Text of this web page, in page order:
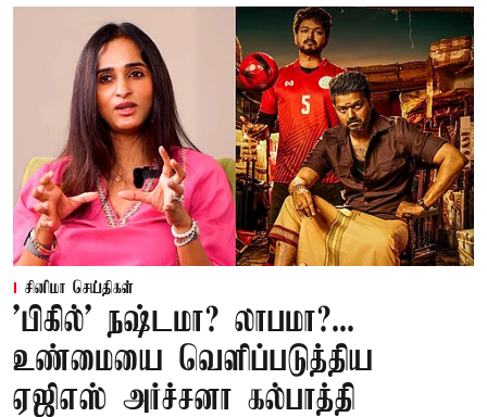
சினிமா செய்திகள்
'பிகில்' நஷ்டமா? லாபமா?...
உண்மையை வெளிப்படுத்திய
ஏஜிஎஸ் அர்ச்சனா கல்பாத்தி